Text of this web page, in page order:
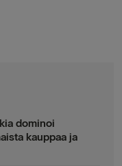
dominoi
kauppaa ja